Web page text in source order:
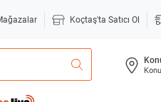
Koçtaş'ta Satıcı Ol